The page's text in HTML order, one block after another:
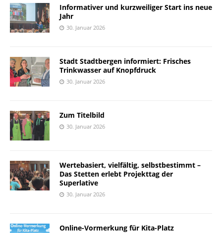
Informativer und kurzweiliger Start ins neue
Jahr
30. Januar 2026
Stadt Stadtbergen informiert: Frisches
Trinkwasser auf Knopfdruck
30. Januar 2026
Zum Titelbild
30. Januar 2026
Wertebasiert, vielfältig, selbstbestimmt –
Das Stetten erlebt Projekttag der
Superlative
30. Januar 2026
Online-Vormerkung für Kita-Platz